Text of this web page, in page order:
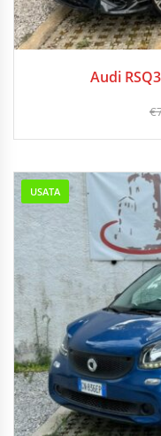
Audi
€
USATA